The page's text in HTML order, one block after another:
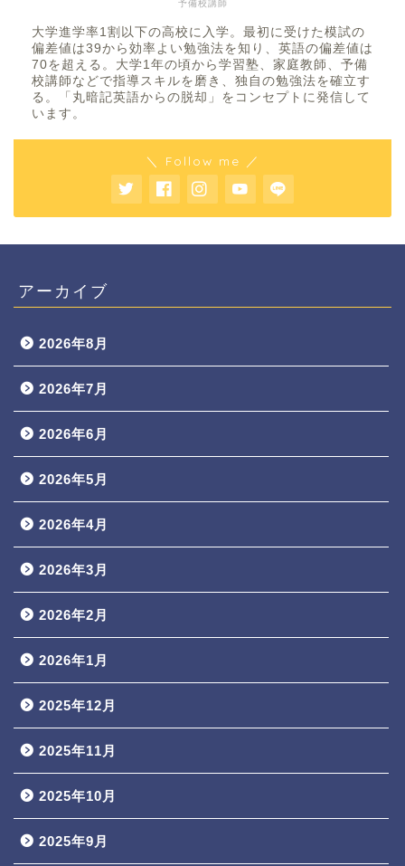
予備校講師
大学進学率1割以下の高校に入学。最初に受けた模試の
偏差値は39から効率よい勉強法を知り、英語の偏差値は
70を超える。大学1年の頃から学習塾、家庭教師、予備
校講師などで指導スキルを磨き、独自の勉強法を確立す
る。「丸暗記英語からの脱却」をコンセプトに発信して
います。
＼ Follow me ／
アーカイブ
2026年8月
2026年7月
2026年6月
2026年5月
2026年4月
2026年3月
2026年2月
2026年1月
2025年12月
2025年11月
2025年10月
2025年9月